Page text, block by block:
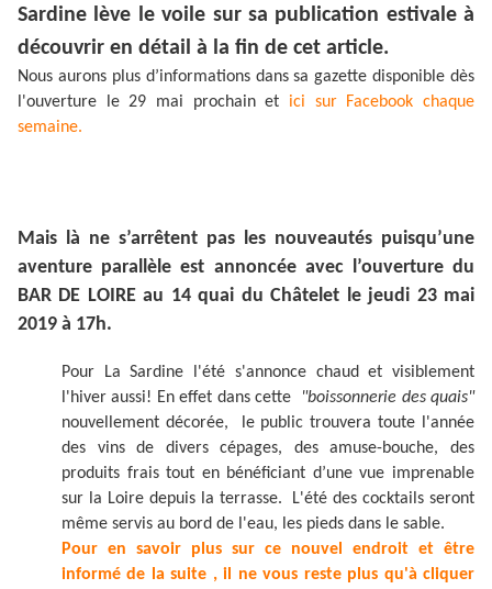
Sardine lève le voile sur sa publication estivale à
découvrir en détail à la fin de cet article.
Nous aurons plus d’informations dans sa gazette disponible dès
l'ouverture le 29 mai prochain et ici sur Facebook chaque
semaine.
Mais là ne s’arrêtent pas les nouveautés puisqu’une
aventure parallèle est annoncée avec l’ouverture du
BAR DE LOIRE au 14 quai du Châtelet le jeudi 23 mai
2019 à 17h.
Pour La Sardine l'été s'annonce chaud et visiblement
l'hiver aussi! En effet dans cette
"boissonnerie des quais"
nouvellement décorée, le public trouvera toute l'année
des vins de divers cépages, des amuse-bouche, des
produits frais tout en bénéficiant d’une vue imprenable
sur la Loire depuis la terrasse. L'été des cocktails seront
même servis au bord de l'eau, les pieds dans le sable.
Pour en savoir plus sur ce nouvel endroit et être
informé de la suite , il ne vous reste plus qu'à cliquer